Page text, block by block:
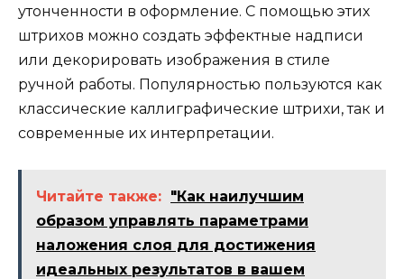
утонченности в оформление. С помощью этих
штрихов можно создать эффектные надписи
или декорировать изображения в стиле
ручной работы. Популярностью пользуются как
классические каллиграфические штрихи, так и
современные их интерпретации.
Читайте также: "Как наилучшим
образом управлять параметрами
наложения слоя для достижения
идеальных результатов в вашем